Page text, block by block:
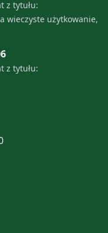
z tytułu:
wieczyste użytkowanie,
z tytułu: